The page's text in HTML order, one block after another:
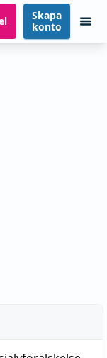
Skapa
konto